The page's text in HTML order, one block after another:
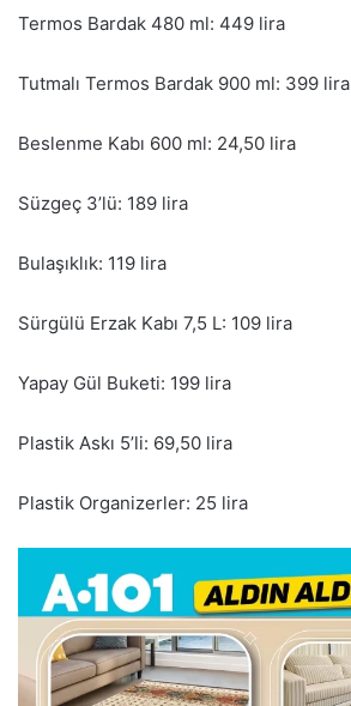
Termos Bardak 480 ml: 449 lira
Tutmalı Termos Bardak 900 ml: 399 lira
Beslenme Kabı 600 ml: 24,50 lira
Süzgeç 3’lü: 189 lira
Bulaşıklık: 119 lira
Sürgülü Erzak Kabı 7,5 L: 109 lira
Yapay Gül Buketi: 199 lira
Plastik Askı 5’li: 69,50 lira
Plastik Organizerler: 25 lira